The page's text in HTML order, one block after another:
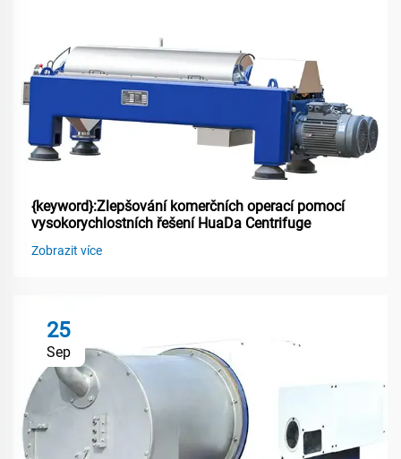
{keyword}:Zlepšování komerčních operací pomocí
vysokorychlostních řešení HuaDa Centrifuge
Zobrazit více
25
Sep